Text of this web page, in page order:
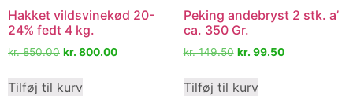
Hakket vildsvinekød 20-
24% fedt 4 kg.
kr.850.00 kr. 800.00
Tilføj til kurv
Peking andebryst 2 stk. a’
ca. 350 Gr.
kr.149.50 kr. 99.50
Tilføj til kurv